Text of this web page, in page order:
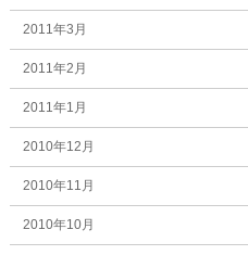
2011年3月
2011年2月
2011年1月
2010年12月
2010年11月
2010年10月